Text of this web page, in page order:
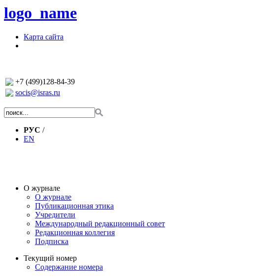
logo_name
Карта сайта
+7 (499)128-84-39
socis@isras.ru
РУС /
EN
О журнале
О журнале
Публикационная этика
Учредители
Международный редакционный совет
Редакционная коллегия
Подписка
Текущий номер
Содержание номера